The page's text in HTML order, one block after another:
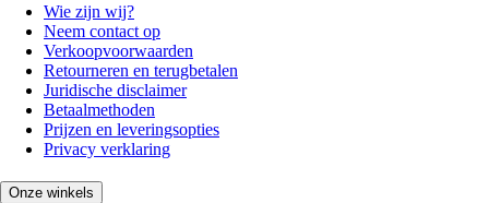
Wie zijn wij?
Neem contact op
Verkoopvoorwaarden
Retourneren en terugbetalen
Juridische disclaimer
Betaalmethoden
Prijzen en leveringsopties
Privacy verklaring
Onze winkels